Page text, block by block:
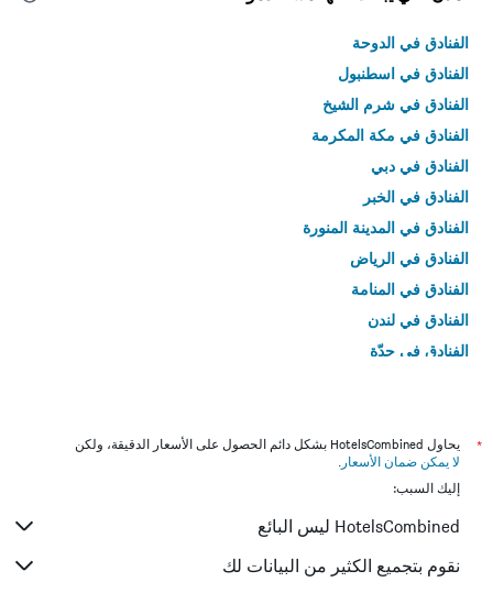
الفنادق في الدوحة
الفنادق في اسطنبول
الفنادق في شرم الشيخ
الفنادق في مكة المكرمة
الفنادق في دبي
الفنادق في الخبر
الفنادق في المدينة المنورة
الفنادق في الرياض
الفنادق في المنامة
الفنادق في لندن
الفنادق في جدّة
*
يحاول HotelsCombined بشكل دائم الحصول على الأسعار الدقيقة، ولكن
لا يمكن ضمان الأسعار .
إليك السبب:
HotelsCombined ليس البائع
نقوم بتجميع الكثير من البيانات لك